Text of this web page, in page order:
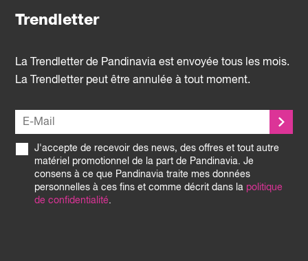
Trendletter
La Trendletter de Pandinavia est envoyée tous les mois.
La Trendletter peut être annulée à tout moment.
J'accepte de recevoir des news, des offres et tout autre
matériel promotionnel de la part de Pandinavia. Je
consens à ce que Pandinavia traite mes données
personnelles à ces fins et comme décrit dans la politique
de confidentialité.